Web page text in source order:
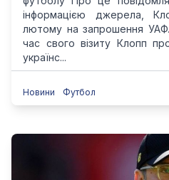
інформацією джерела,
лютому на запрошення
час свого візиту Клопп
українс...
Новини Футбол